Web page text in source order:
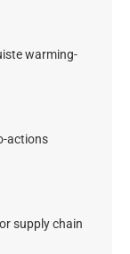
warming-
actions
supply chain